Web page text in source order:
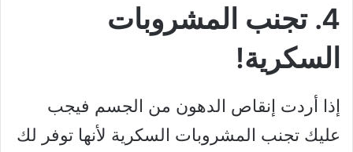
4. تجنب المشروبات
السكرية!
إذا أردت إنقاص الدهون من الجسم فيجب
عليك تجنب المشروبات السكرية لأنها توفر لك